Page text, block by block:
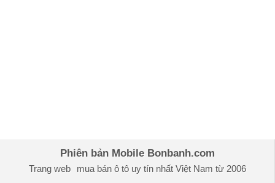
Phiên bản Mobile Bonbanh.com
Trang web mua bán ô tôuy tín nhất Việt Nam từ 2006